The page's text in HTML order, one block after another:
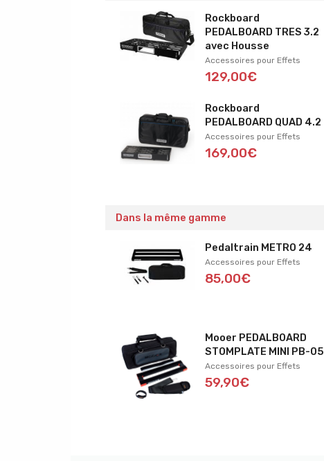
Rockboard
PEDALBOARD TRES 3.2
avec Housse
Accessoires pour Effets
129,00€
Rockboard
PEDALBOARD QUAD 4.2
Accessoires pour Effets
169,00€
Dans la même gamme
Pedaltrain METRO 24
Accessoires pour Effets
85,00€
Mooer PEDALBOARD
STOMPLATE MINI PB-05
Accessoires pour Effets
59,90€